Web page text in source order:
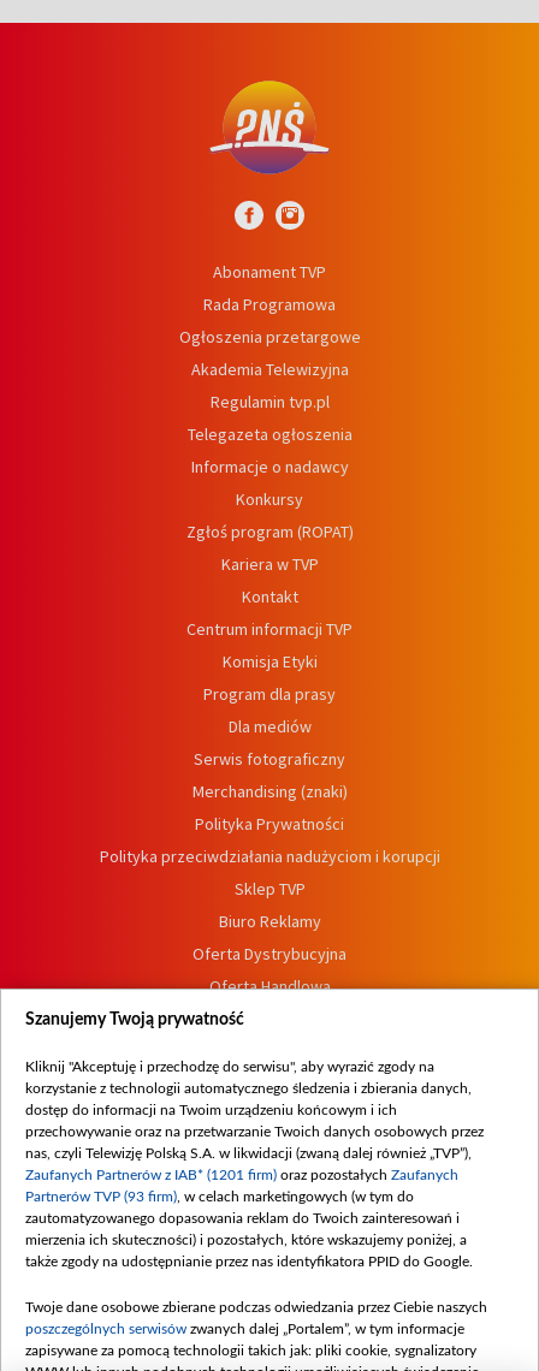
Abonament TVP
Rada Programowa
Ogłoszenia przetargowe
Akademia Telewizyjna
Regulamin tvp.pl
Telegazeta ogłoszenia
Informacje o nadawcy
Konkursy
Zgłoś program (ROPAT)
Kariera w TVP
Kontakt
Centrum informacji TVP
Komisja Etyki
Program dla prasy
Dla mediów
Serwis fotograficzny
Merchandising (znaki)
Polityka Prywatności
Polityka przeciwdziałania nadużyciom i korupcji
Sklep TVP
Biuro Reklamy
Oferta Dystrybucyjna
Oferta Handlowa
Dostępność
Procedura zgłoszeń wewnętrznych
Szanujemy Twoją prywatność
Kliknij "Akceptuję i przechodzę do serwisu", aby wyrazić zgody na
korzystanie z technologii automatycznego śledzenia i zbierania danych,
dostęp do informacji na Twoim urządzeniu końcowym i ich
przechowywanie oraz na przetwarzanie Twoich danych osobowych przez
nas, czyli Telewizję Polską S.A. w likwidacji (zwaną dalej również „TVP”),
Zaufanych Partnerów z IAB* (1201 firm) oraz pozostałych Zaufanych
Partnerów TVP (93 firm) , w celach marketingowych (w tym do
zautomatyzowanego dopasowania reklam do Twoich zainteresowań i
mierzenia ich skuteczności) i pozostałych, które wskazujemy poniżej, a
także zgody na udostępnianie przez nas identyfikatora PPID do Google.
Twoje dane osobowe zbierane podczas odwiedzania przez Ciebie naszych
poszczególnych serwisów zwanych dalej „Portalem”, w tym informacje
zapisywane za pomocą technologii takich jak: pliki cookie, sygnalizatory